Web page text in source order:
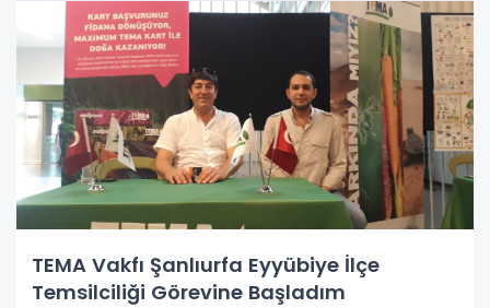
TEMA Vakfı Şanlıurfa Eyyübiye İlçe
Temsilciliği Görevine Başladım